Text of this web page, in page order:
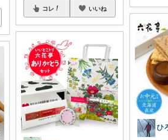
コレ いいね